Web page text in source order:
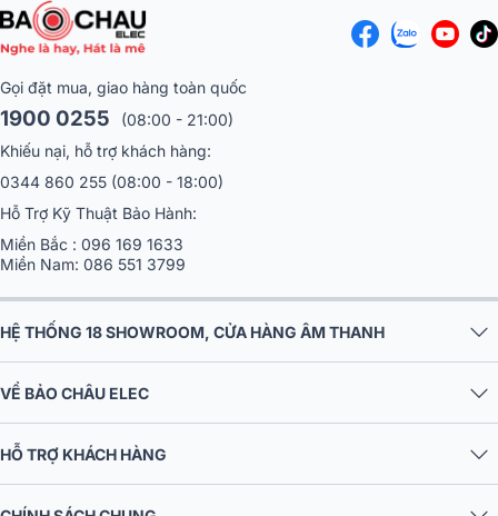
guitar
Đàn guitar cónguồn gốc từ các nhạc cụ dây cổ xưađã tồn tại hơn
Gọi đặt mua, giao hàng toàn quốc
1900 0255
(08:00 - 21:00)
Khiếu nại, hỗ trợ khách hàng:
0344 860 255 (08:00 - 18:00)
Hỗ Trợ Kỹ Thuật Bảo Hành:
Miền Bắc : 096 169 1633
Miền Nam: 086 551 3799
HỆ THỐNG 18 SHOWROOM, CỬA HÀNG ÂM THANH
VỀ BẢO CHÂU ELEC
HỖ TRỢ KHÁCH HÀNG